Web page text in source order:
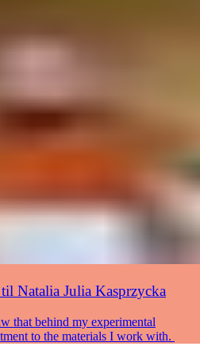
Natalia Julia Kasprzycka
that behind my experimental
to the materials I work with.